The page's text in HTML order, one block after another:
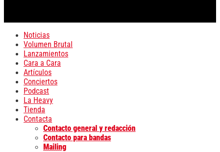
Noticias
Volumen Brutal
Lanzamientos
Cara a Cara
Artículos
Conciertos
Podcast
La Heavy
Tienda
Contacta
Contacto general y redacción
Contacto para bandas
Mailing